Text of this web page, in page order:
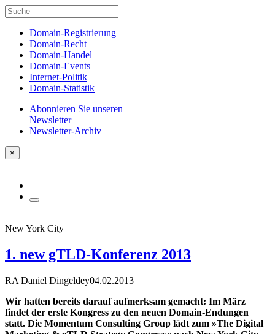
Domain-Registrierung
Domain-Recht
Domain-Handel
Domain-Events
Internet-Politik
Domain-Statistik
Abonnieren Sie unseren
Newsletter
Newsletter-Archiv
×
New York City
1. new gTLD-Konferenz 2013
RA Daniel Dingeldey04.02.2013
Wir hatten bereits darauf aufmerksam gemacht: Im März
findet der erste Kongress zu den neuen Domain-Endungen
statt. Die Momentum Consulting Group lädt zum »The Digital